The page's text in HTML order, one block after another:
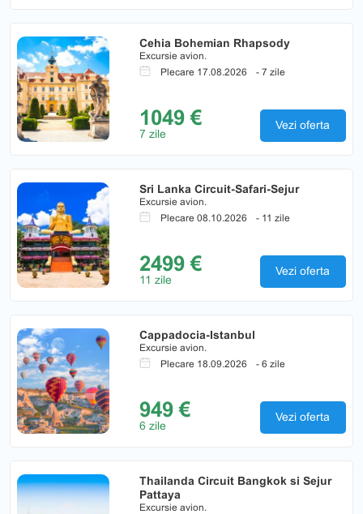
Cehia Bohemian Rhapsody
Excursie avion.
Plecare 17.08.2026
- 7 zile
1049 €
7 zile
Vezi oferta
Sri Lanka Circuit-Safari-Sejur
Excursie avion.
Plecare 08.10.2026
- 11 zile
2499 €
11 zile
Vezi oferta
Cappadocia-Istanbul
Excursie avion.
Plecare 18.09.2026
- 6 zile
949 €
6 zile
Vezi oferta
Thailanda Circuit Bangkok si Sejur
Pattaya
Excursie avion.